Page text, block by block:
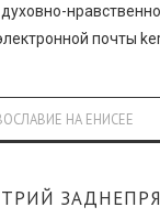
почты
НА ЕНИСЕЕ